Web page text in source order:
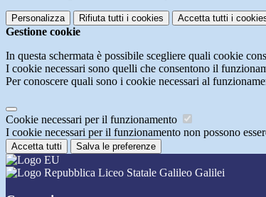
Personalizza Rifiuta tutti i cookies Accetta tutti i
Gestione cookie
In questa schermata è possibile scegliere quali cookie
I cookie necessari sono quelli che consentono il
Per conoscere quali sono i cookie necessari al
Cookie necessari per il funzionamento
I cookie necessari per il funzionamento non possono
Accetta tutti Salva le preferenze
Liceo Statale Galileo Galilei